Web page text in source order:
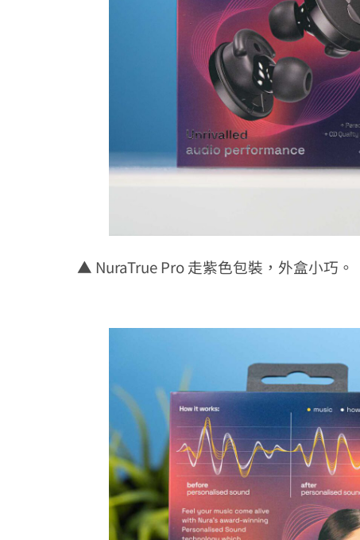
▲ NuraTrue Pro 走紫色包裝，外盒小巧。